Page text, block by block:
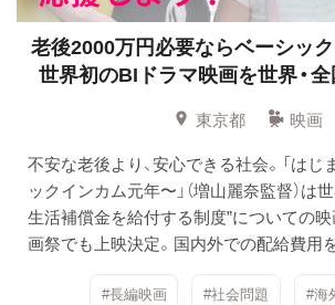
老後2000万円必要ならベーシック
世界初のBIドラマ映画を世界・
東京都
映画
不安な老後より、安心できる社会。「は
ックインカム元年〜」（増山麗奈監督）は
生活補償金を給付する制度”についての
画祭でも上映決定。国内外での配給費用
#長編映画 #社会問題 #海